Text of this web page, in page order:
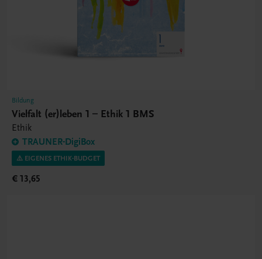
Bildung
Vielfalt (er)leben 1 – Ethik 1 BMS
Ethik
TRAUNER-DigiBox
⚠️ EIGENES ETHIK-BUDGET
€ 13,65